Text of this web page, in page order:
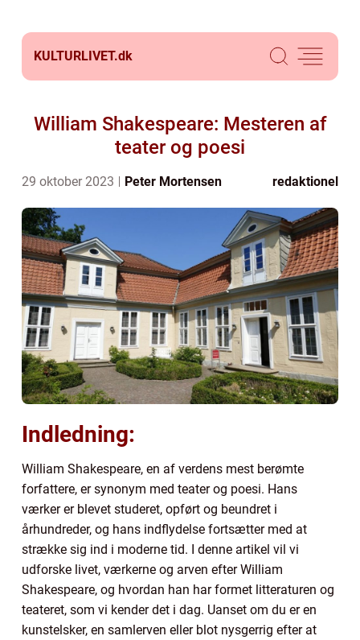
KULTURLIVET.dk
William Shakespeare: Mesteren af
teater og poesi
29 oktober 2023 Peter Mortensen redaktionel
Indledning:
William Shakespeare, en af verdens mest berømte
forfattere, er synonym med teater og poesi. Hans
værker er blevet studeret, opført og beundret i
århundreder, og hans indflydelse fortsætter med at
strække sig ind i moderne tid. I denne artikel vil vi
udforske livet, værkerne og arven efter William
Shakespeare, og hvordan han har formet litteraturen og
teateret, som vi kender det i dag. Uanset om du er en
kunstelsker, en samlerven eller blot nysgerrig efter at